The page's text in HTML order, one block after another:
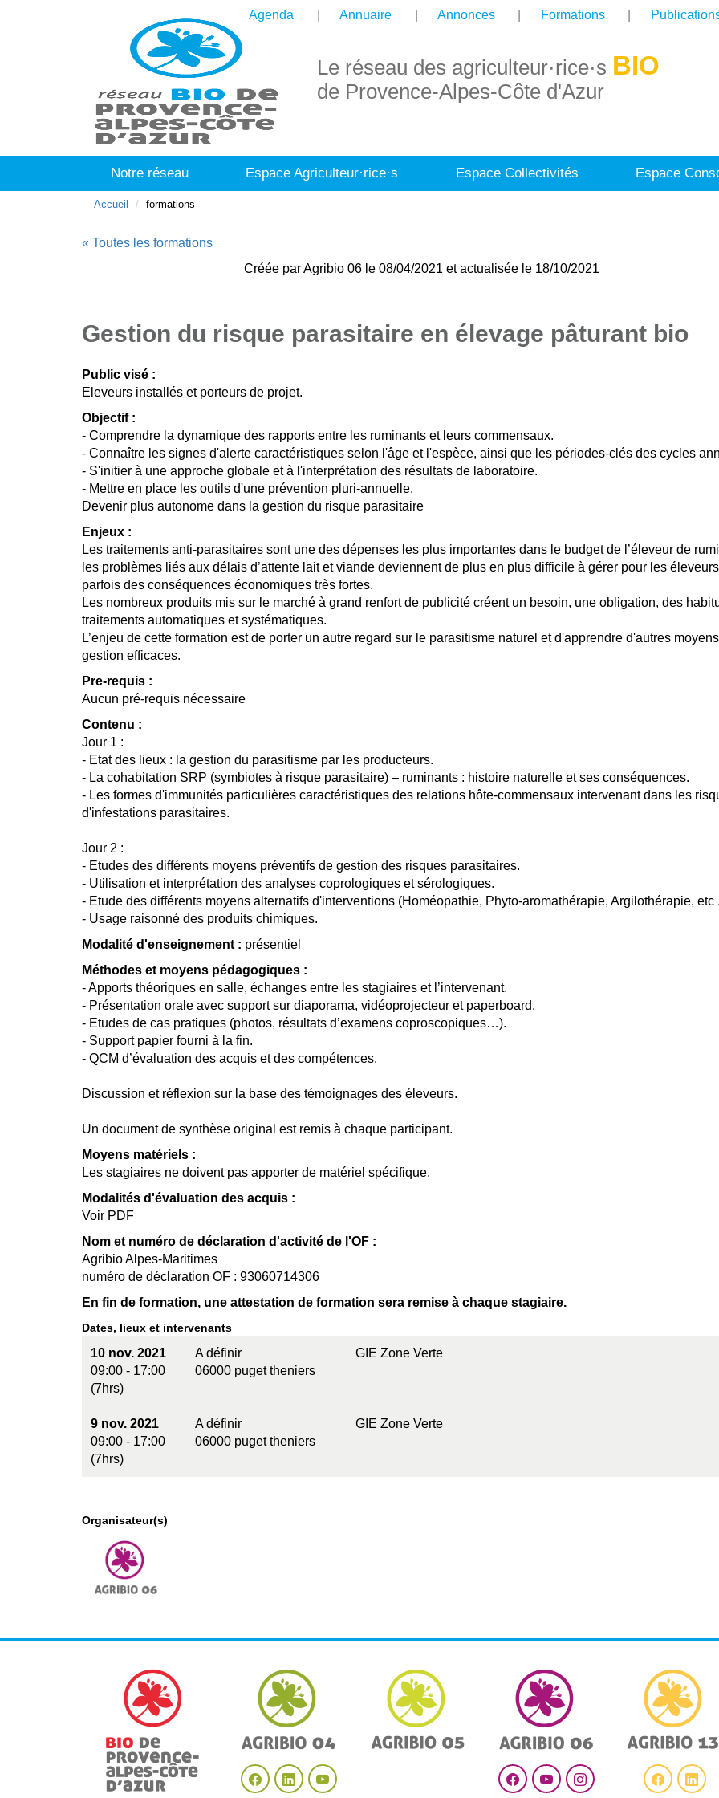
Agenda Annuaire Annonces Formations
Le réseau des agriculteur·rice·s BIO
de Provence-Alpes-Côte d'Azur
Notre réseau Espace Agriculteur·rice·s Espace Collectivités Espace
Accueil formations
« Toutes les formations
Créée par Agribio 06 le 08/04/2021 et actualisée le 18/10/2021
Gestion du risque parasitaire en élevage pâturant bio
Public visé :
Eleveurs installés et porteurs de projet.
Objectif :
- Comprendre la dynamique des rapports entre les ruminants et leurs commensaux.
- Connaître les signes d'alerte caractéristiques selon l'âge et l'espèce, ainsi que les périodes-clés des cycles
- S'initier à une approche globale et à l'interprétation des résultats de laboratoire.
- Mettre en place les outils d'une prévention pluri-annuelle.
Devenir plus autonome dans la gestion du risque parasitaire
Enjeux :
Les traitements anti-parasitaires sont une des dépenses les plus importantes dans le budget de l’éleveur de
les problèmes liés aux délais d’attente lait et viande deviennent de plus en plus difficile à gérer pour les
parfois des conséquences économiques très fortes.
Les nombreux produits mis sur le marché à grand renfort de publicité créent un besoin, une obligation, des
traitements automatiques et systématiques.
L’enjeu de cette formation est de porter un autre regard sur le parasitisme naturel et d'apprendre d'autres
gestion efficaces.
Pre-requis :
Aucun pré-requis nécessaire
Contenu :
Jour 1 :
- Etat des lieux : la gestion du parasitisme par les producteurs.
- La cohabitation SRP (symbiotes à risque parasitaire) – ruminants : histoire naturelle et ses conséquences.
- Les formes d'immunités particulières caractéristiques des relations hôte-commensaux intervenant dans les
d'infestations parasitaires.
Jour 2 :
- Etudes des différents moyens préventifs de gestion des risques parasitaires.
- Utilisation et interprétation des analyses coprologiques et sérologiques.
- Etude des différents moyens alternatifs d'interventions (Homéopathie, Phyto-aromathérapie, Argilothérapie, etc
- Usage raisonné des produits chimiques.
Modalité d'enseignement : présentiel
Méthodes et moyens pédagogiques :
- Apports théoriques en salle, échanges entre les stagiaires et l’intervenant.
- Présentation orale avec support sur diaporama, vidéoprojecteur et paperboard.
- Etudes de cas pratiques (photos, résultats d’examens coproscopiques…).
- Support papier fourni à la fin.
- QCM d’évaluation des acquis et des compétences.
Discussion et réflexion sur la base des témoignages des éleveurs.
Un document de synthèse original est remis à chaque participant.
Moyens matériels :
Les stagiaires ne doivent pas apporter de matériel spécifique.
Modalités d'évaluation des acquis :
Voir PDF
Nom et numéro de déclaration d'activité de l'OF :
Agribio Alpes-Maritimes
numéro de déclaration OF : 93060714306
En fin de formation, une attestation de formation sera remise à chaque stagiaire.
Dates, lieux et intervenants
10 nov. 2021
09:00 - 17:00
(7hrs)
A définir
06000 puget theniers
GIE Zone Verte
9 nov. 2021
09:00 - 17:00
(7hrs)
A définir
06000 puget theniers
GIE Zone Verte
Organisateur(s)